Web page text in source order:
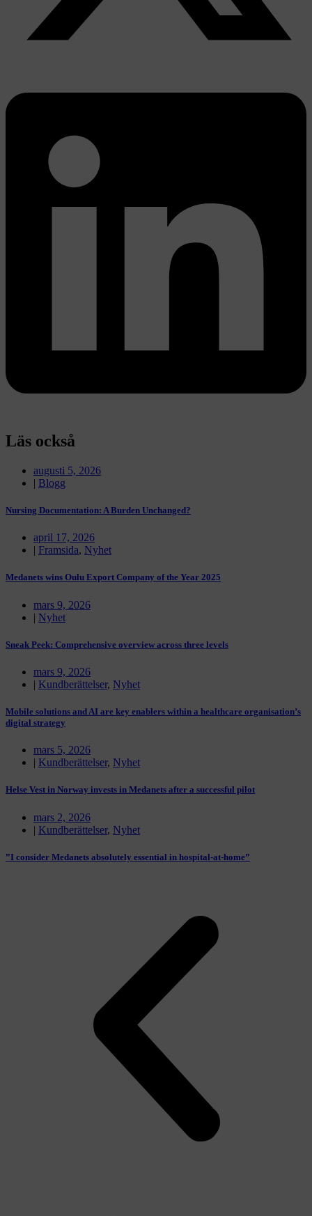
Läs också
augusti 5, 2026
| Blogg
Nursing Documentation: A Burden Unchanged?
april 17, 2026
| Framsida, Nyhet
Medanets wins Oulu Export Company of the Year 2025
mars 9, 2026
| Nyhet
Sneak Peek: Comprehensive overview across three levels
mars 9, 2026
| Kundberättelser, Nyhet
Mobile solutions and AI are key enablers within a healthcare organisation’s
digital strategy
mars 5, 2026
| Kundberättelser, Nyhet
Helse Vest in Norway invests in Medanets after a successful pilot
mars 2, 2026
| Kundberättelser, Nyhet
”I consider Medanets absolutely essential in hospital-at-home”